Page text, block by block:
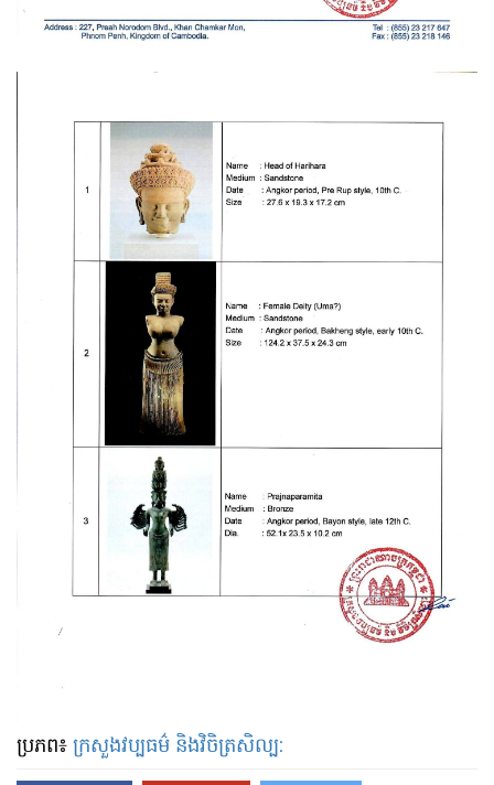
ប្រភព៖ ក្រសួងវប្បធម៌ និងវិចិត្រសិល្ប: